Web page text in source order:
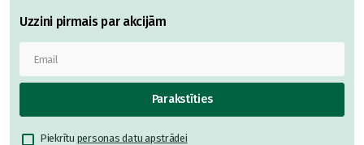
Uzzini pirmais par akcijām
Parakstīties
Piekrītu personas datu apstrādei